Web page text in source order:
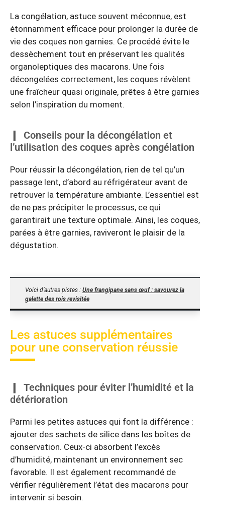
La congélation, astuce souvent méconnue, est
étonnamment efficace pour prolonger la durée de
vie des coques non garnies. Ce procédé évite le
dessèchement tout en préservant les qualités
organoleptiques des macarons. Une fois
décongelées correctement, les coques révèlent
une fraîcheur quasi originale, prêtes à être garnies
selon l’inspiration du moment.
Conseils pour la décongélation et
l’utilisation des coques après congélation
Pour réussir la décongélation, rien de tel qu’un
passage lent, d’abord au réfrigérateur avant de
retrouver la température ambiante. L’essentiel est
de ne pas précipiter le processus, ce qui
garantirait une texture optimale. Ainsi, les coques,
parées à être garnies, raviveront le plaisir de la
dégustation.
Voici d’autres pistes : Une frangipane sans œuf : savourez la
galette des rois revisitée
Les astuces supplémentaires
pour une conservation réussie
Techniques pour éviter l’humidité et la
détérioration
Parmi les petites astuces qui font la différence :
ajouter des sachets de silice dans les boîtes de
conservation. Ceux-ci absorbent l’excès
d’humidité, maintenant un environnement sec
favorable. Il est également recommandé de
vérifier régulièrement l’état des macarons pour
intervenir si besoin.